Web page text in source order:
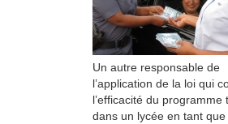
Un autre responsable de
l’application de la loi qui
l’efficacité du programme
dans un lycée en tant que